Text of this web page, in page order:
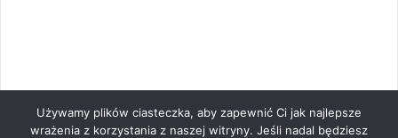
Używamy plików ciasteczka, aby zapewnić Ci jak najlepsze
wrażenia z korzystania z naszej witryny. Jeśli nadal będziesz